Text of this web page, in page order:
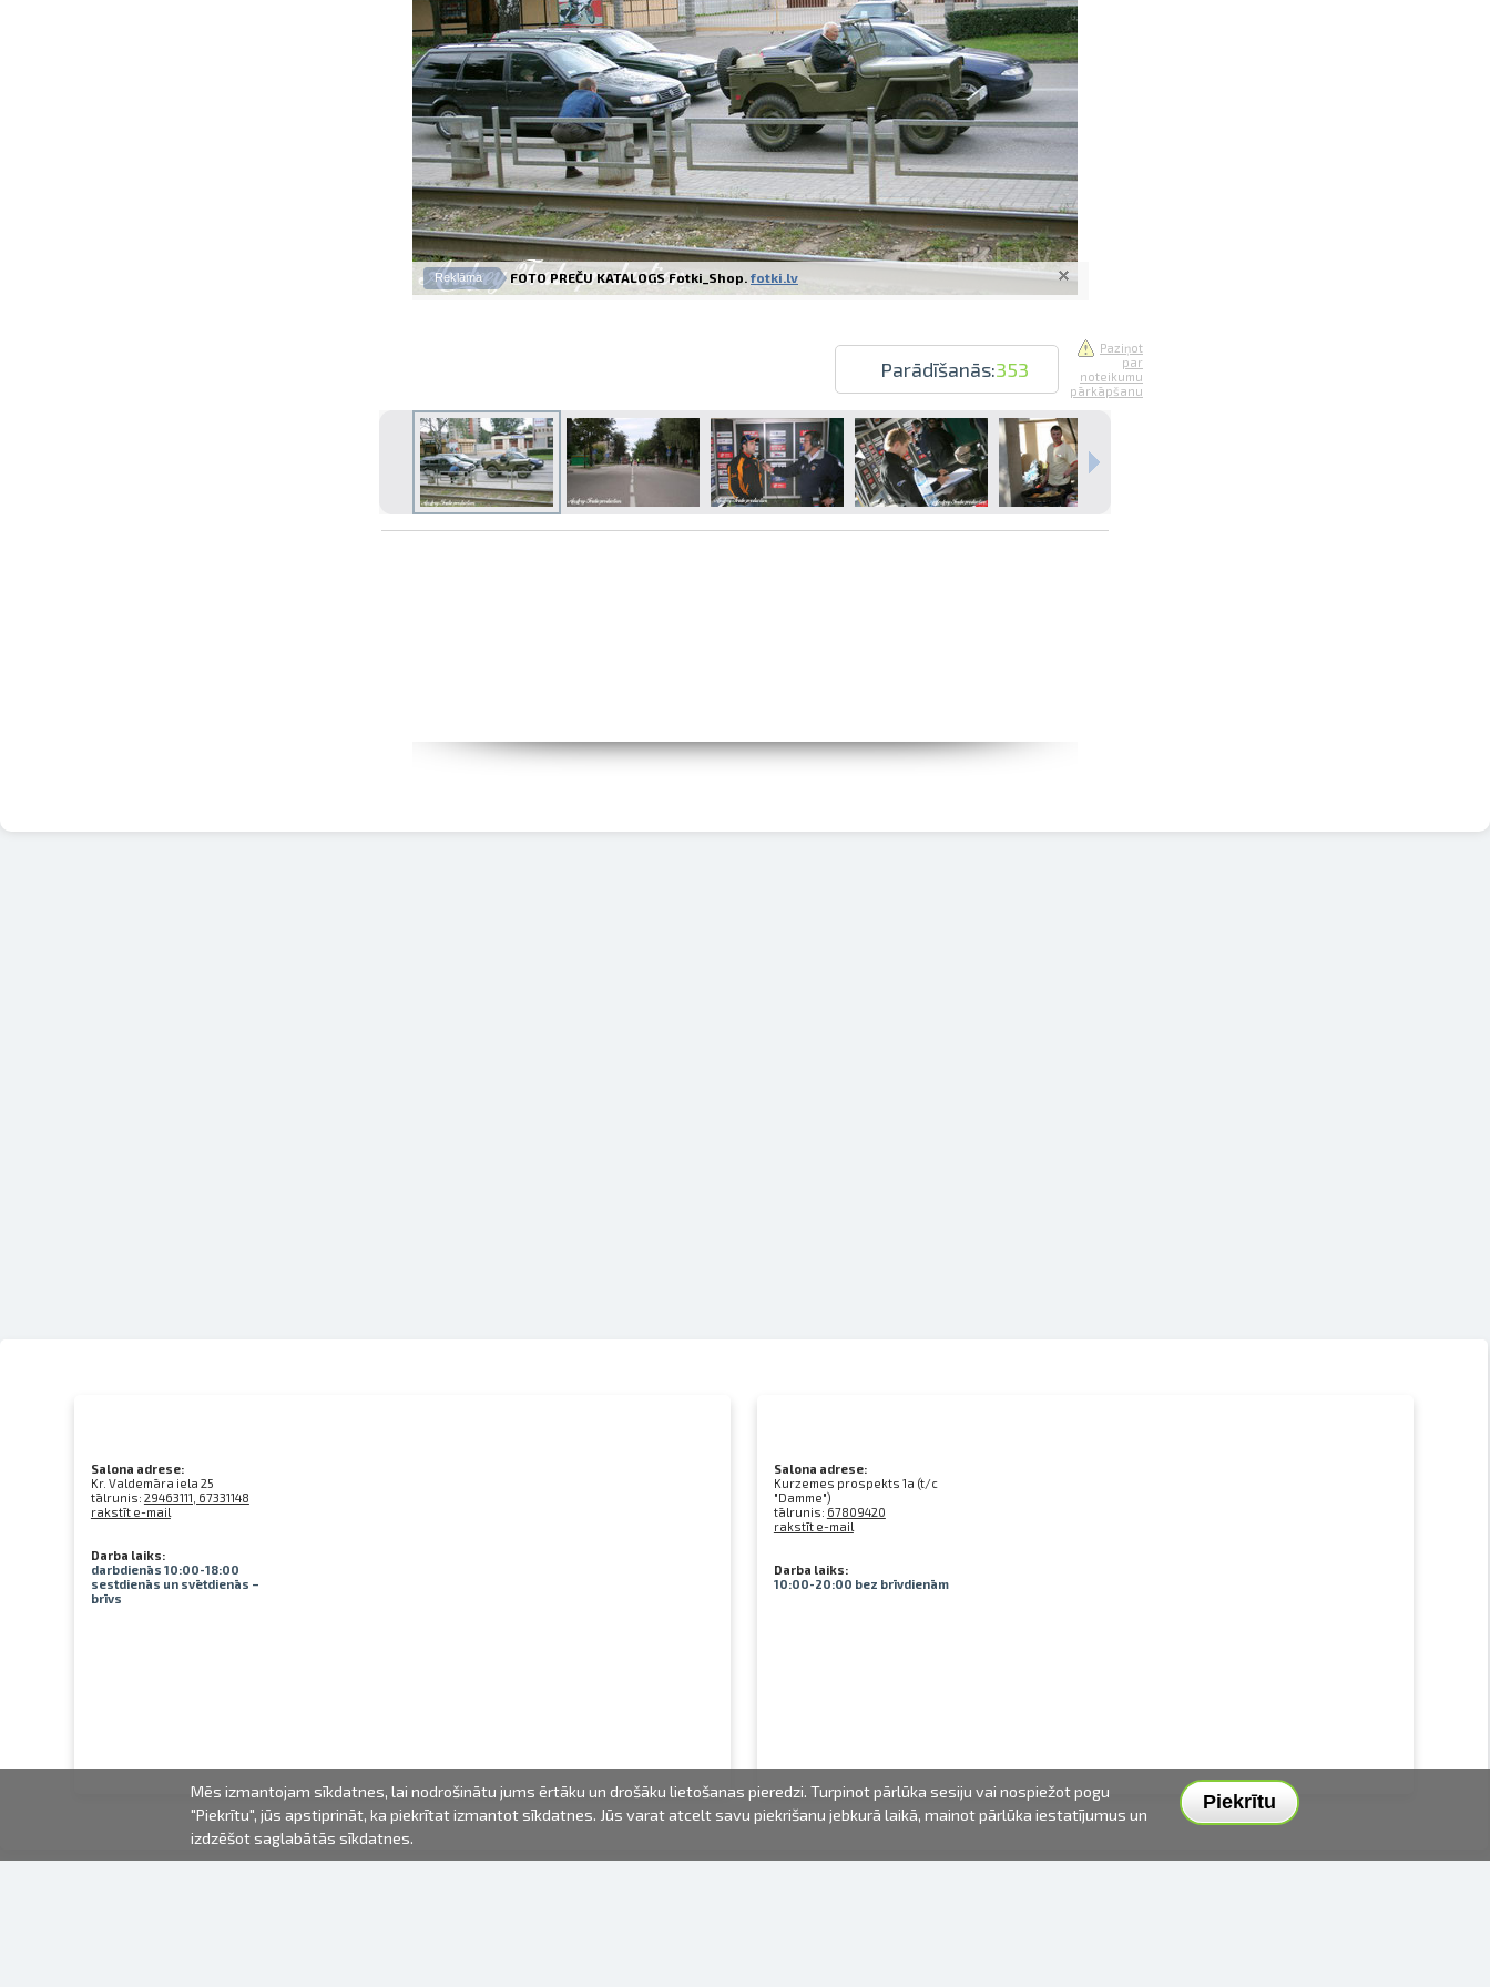
Izdrukas 1h laikā Rīgā – pasūtiet tiešsaistē
Dažādi formāti un papīra veidi jūsu foto
Piegāde visā Latvijā vai saņemšana klātienē
Reklāma FOTO PREČU KATALOGS Fotki_Shop. fotki.lv
Parādīšanās:353
Paziņot
par
noteikumu
pārkāpšanu
Salona adrese:
Kr. Valdemāra iela 25
tālrunis: 29463111, 67331148
rakstīt e-mail
Darba laiks:
darbdienās 10:00-18:00
sestdienās un svētdienās –
brīvs
Salona adrese:
Kurzemes prospekts 1a (t/c
"Damme")
tālrunis: 67809420
rakstīt e-mail
Darba laiks:
10:00-20:00 bez brīvdienām
Piekrītu
Mēs izmantojam sīkdatnes, lai nodrošinātu jums ērtāku un drošāku lietošanas pieredzi. Turpinot pārlūka sesiju vai nospiežot pogu
"Piekrītu", jūs apstiprināt, ka piekrītat izmantot sīkdatnes. Jūs varat atcelt savu piekrišanu jebkurā laikā, mainot pārlūka iestatījumus un
izdzēšot saglabātās sīkdatnes.